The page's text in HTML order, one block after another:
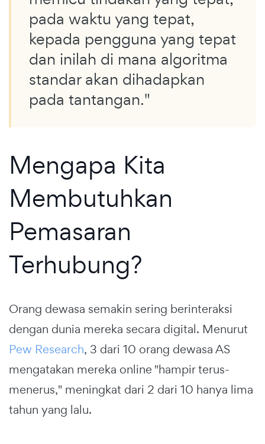
pada waktu yang tepat,
kepada pengguna yang tepat
dan inilah di mana algoritma
standar akan dihadapkan
pada tantangan."
Mengapa Kita
Membutuhkan
Pemasaran
Terhubung?
Orang dewasa semakin sering berinteraksi
dengan dunia mereka secara digital. Menurut
Pew Research, 3 dari 10 orang dewasa AS
mengatakan mereka online "hampir terus-
menerus," meningkat dari 2 dari 10 hanya lima
tahun yang lalu.